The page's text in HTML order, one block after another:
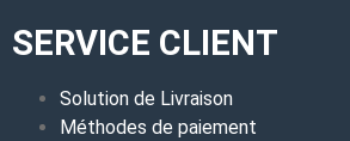
SERVICE CLIENT
Solution de Livraison
Méthodes de paiement